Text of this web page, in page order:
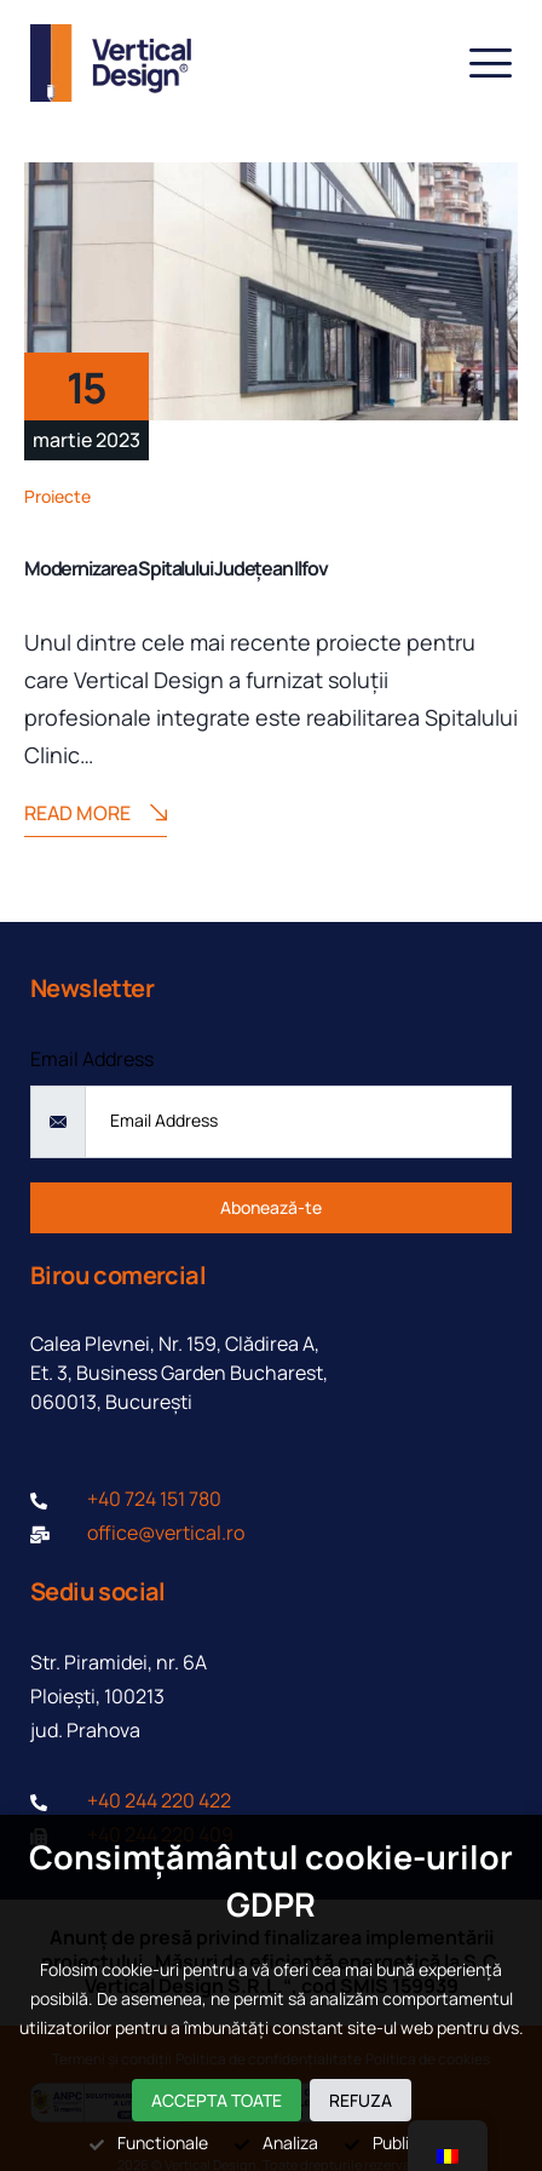
15
martie 2023
Proiecte
Modernizarea Spitalului Județean Ilfov
Unul dintre cele mai recente proiecte pentru
care Vertical Design a furnizat soluții
profesionale integrate este reabilitarea Spitalului
Clinic…
READ MORE
Sediu social
Str. Piramidei, nr. 6A
Ploieşti, 100213
jud. Prahova
+40 244 220 422
Birou comercial
Calea Plevnei, Nr. 159, Clădirea A,
Et. 3, Business Garden Bucharest,
060013, București
+40 724 151 780
office@vertical.ro
Newsletter
Email Address
Abonează-te
Anunț de presă privind finalizarea implementării
proiectului „Măsuri de eficiență energetică la S.C.
Vertical Design S.R.L.“, cod SMIS 159939
Consimțământul cookie-urilor
GDPR
Folosim cookie-uri pentru a vă oferi cea mai bună experiență
posibilă. De asemenea, ne permit să analizăm comportamentul
utilizatorilor pentru a îmbunătăți constant site-ul web pentru dvs.
ACCEPTA TOATE
REFUZA
Functionale
Analiza Publicitate